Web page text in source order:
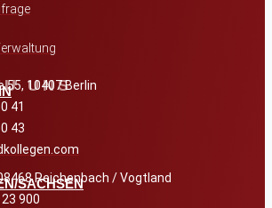
UNS
10407 Berlin
41
43
SACHSEN
Reichenbach / Vogtland
900